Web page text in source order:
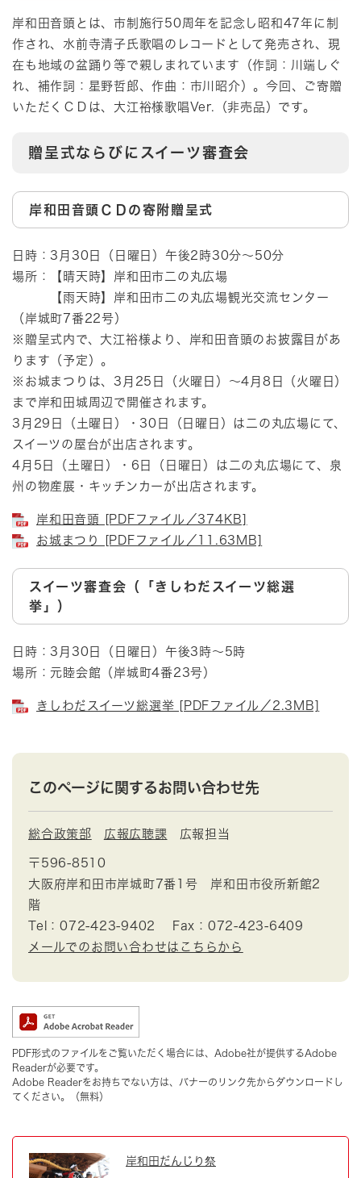
岸和田音頭とは、市制施行50周年を記念し昭和47年に制
作され、水前寺清子氏歌唱のレコードとして発売され、現
在も地域の盆踊り等で親しまれています（作詞：川端しぐ
れ、補作詞：星野哲郎、作曲：市川昭介）。今回、ご寄贈
いただくＣＤは、大江裕様歌唱Ver.（非売品）です。
贈呈式ならびにスイーツ審査会
岸和田音頭ＣＤの寄附贈呈式
日時：3月30日（日曜日）午後2時30分～50分
場所：【晴天時】岸和田市二の丸広場
【雨天時】岸和田市二の丸広場観光交流センター
（岸城町7番22号）
※贈呈式内で、大江裕様より、岸和田音頭のお披露目があ
ります（予定）。
※お城まつりは、3月25日（火曜日）～4月8日（火曜日）
まで岸和田城周辺で開催されます。
3月29日（土曜日）・30日（日曜日）は二の丸広場にて、
スイーツの屋台が出店されます。
4月5日（土曜日）・6日（日曜日）は二の丸広場にて、泉
州の物産展・キッチンカーが出店されます。
岸和田音頭 [PDFファイル／374KB]
お城まつり [PDFファイル／11.63MB]
スイーツ審査会（「きしわだスイーツ総選
挙」）
日時：3月30日（日曜日）午後3時～5時
場所：元睦会館（岸城町4番23号）
きしわだスイーツ総選挙 [PDFファイル／2.3MB]
このページに関するお問い合わせ先
総合政策部 広報広聴課 広報担当
〒596-8510
大阪府岸和田市岸城町7番1号 岸和田市役所新館2
階
Tel：072-423-9402
Fax：072-423-6409
メールでのお問い合わせはこちらから
PDF形式のファイルをご覧いただく場合には、Adobe社が提供するAdobe
Readerが必要です。
Adobe Readerをお持ちでない方は、バナーのリンク先からダウンロードし
てください。（無料）
岸和田だんじり祭